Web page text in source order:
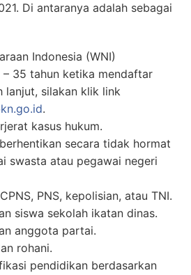
Di antaranya adalah sebagai
Indonesia (WNI)
– 35 tahun ketika mendaftar
lanjut, silakan klik link
.
kasus hukum.
secara tidak hormat
swasta atau pegawai negeri
PNS, kepolisian, atau TNI.
siswa sekolah ikatan dinas.
anggota partai.
rohani.
pendidikan berdasarkan